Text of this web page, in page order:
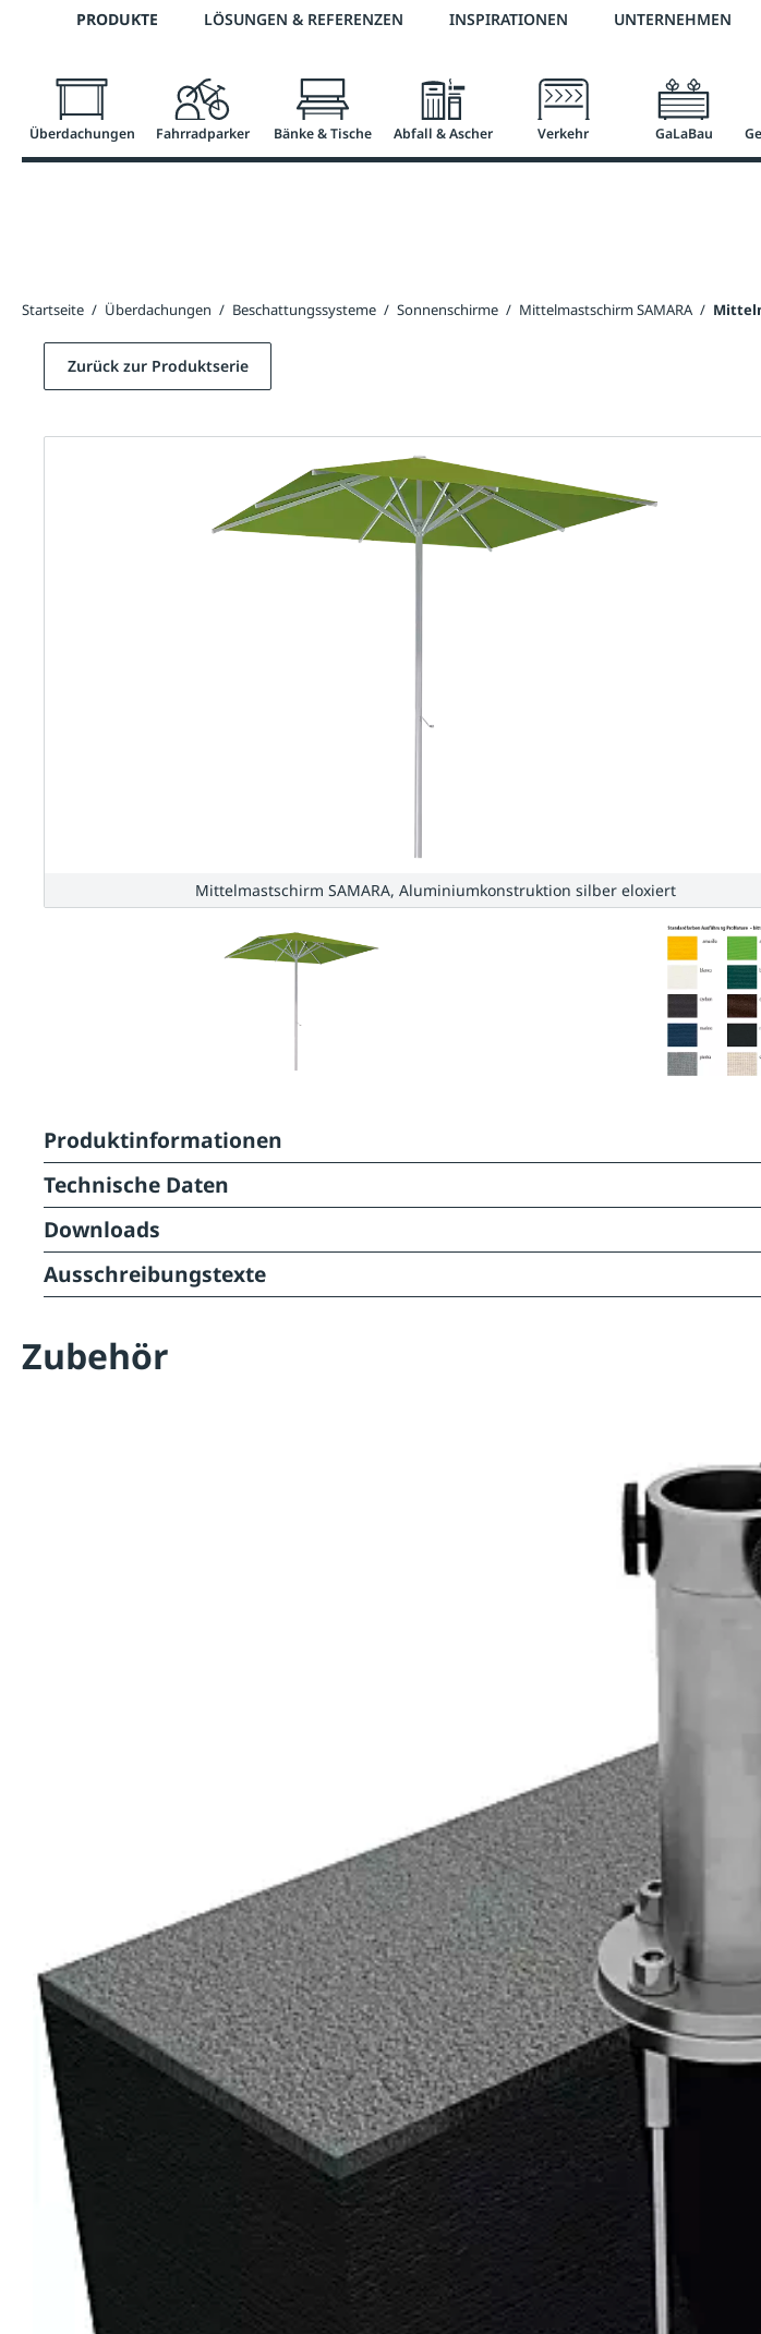
Zur Hauptnavigation springen
Telefon: 0800 / 100 49 02 2 % Vorkassen-Skonto
PRODUKTE LÖSUNGEN & REFERENZEN INSPIRATIONEN UNTERNEHMEN
Überdachungen Fahrradparker Bänke & Tische Abfall & Ascher Verkehr GaLaBau
Startseite / Überdachungen / Beschattungssysteme / Sonnenschirme / Mittelmastschirm SAMARA /
Zurück zur Produktserie
Mittelmastschirm SAMARA, Aluminiumkonstruktion silber eloxiert
Produktinformationen
Technische Daten
Downloads
Ausschreibungstexte
Zubehör